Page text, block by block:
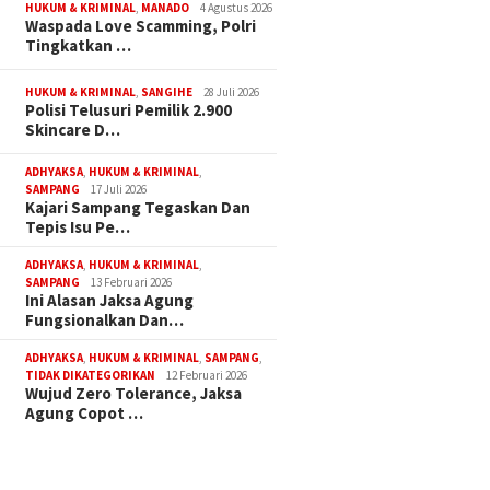
HUKUM & KRIMINAL, MANADO 4 Agustus 2026
Waspada Love Scamming, Polri
Tingkatkan …
HUKUM & KRIMINAL, SANGIHE 28 Juli 2026
Polisi Telusuri Pemilik 2.900
Skincare D…
ADHYAKSA, HUKUM & KRIMINAL,
SAMPANG
17 Juli 2026
Kajari Sampang Tegaskan Dan
Tepis Isu Pe…
ADHYAKSA, HUKUM & KRIMINAL,
SAMPANG
13 Februari 2026
Ini Alasan Jaksa Agung
Fungsionalkan Dan…
ADHYAKSA, HUKUM & KRIMINAL, SAMPANG,
TIDAK DIKATEGORIKAN
12 Februari 2026
Wujud Zero Tolerance, Jaksa
Agung Copot …